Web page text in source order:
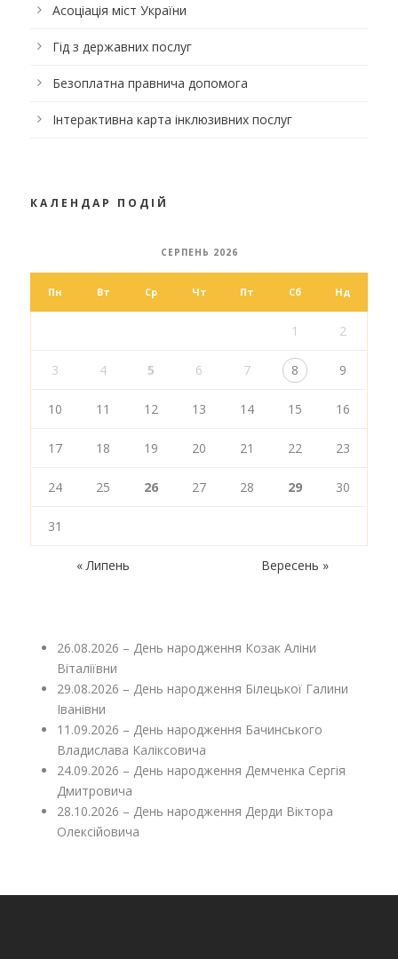
Асоціація міст України
Гід з державних послуг
Безоплатна правнича допомога
Інтерактивна карта інклюзивних послуг
КАЛЕНДАР ПОДІЙ
СЕРПЕНЬ 2026
Пн Вт Ср Чт Пт Сб Нд
1 2
3 4 5 6 7 8 9
10 11 12 13 14 15 16
17 18 19 20 21 22 23
24 25 26 27 28 29 30
31
« Липень Вересень »
26.08.2026 – День народження Козак Аліни
Віталіївни
29.08.2026 – День народження Білецької Галини
Іванівни
11.09.2026 – День народження Бачинського
Владислава Каліксовича
24.09.2026 – День народження Демченка Сергія
Дмитровича
28.10.2026 – День народження Дерди Віктора
Олексійовича